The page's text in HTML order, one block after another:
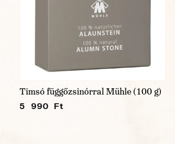
Timsó függőzsinórral Mühle (100 g)
5 990 Ft